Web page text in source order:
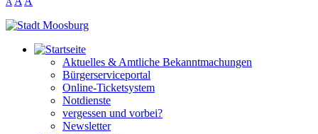
Aktuelles & Amtliche Bekanntmachungen
Bürgerserviceportal
Online-Ticketsystem
Notdienste
vergessen und vorbei?
Newsletter